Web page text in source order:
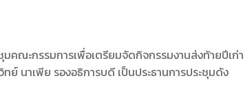
คณะกรรมการเพื่อเตรียมจัดกิจกรรมงานส่งท้ายปีเก่า
นาเพีย รองอธิการบดี เป็นประธานการประชุมดัง